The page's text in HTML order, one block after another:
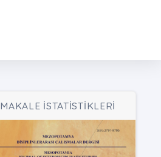
MAKALE İSTATİSTİKLERİ